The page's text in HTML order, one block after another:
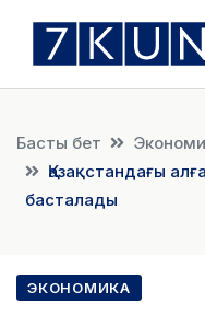
Басты бет
Қазақстандағы
басталады
ЭКОНОМИКА